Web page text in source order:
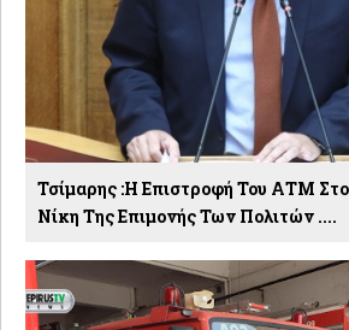
Τσίμαρης :Η Επιστροφή Του ΑΤΜ Στο
Νίκη Της Επιμονής Των Πολιτών ....